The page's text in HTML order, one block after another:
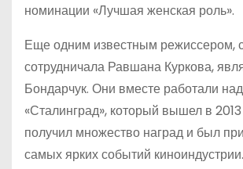
номинации «Лучшая женская роль».
Еще одним известным режиссером,
сотрудничала Равшана Куркова,
Бондарчук. Они вместе работали
«Сталинград», который вышел в
получил множество наград и был
самых ярких событий киноиндустрии.